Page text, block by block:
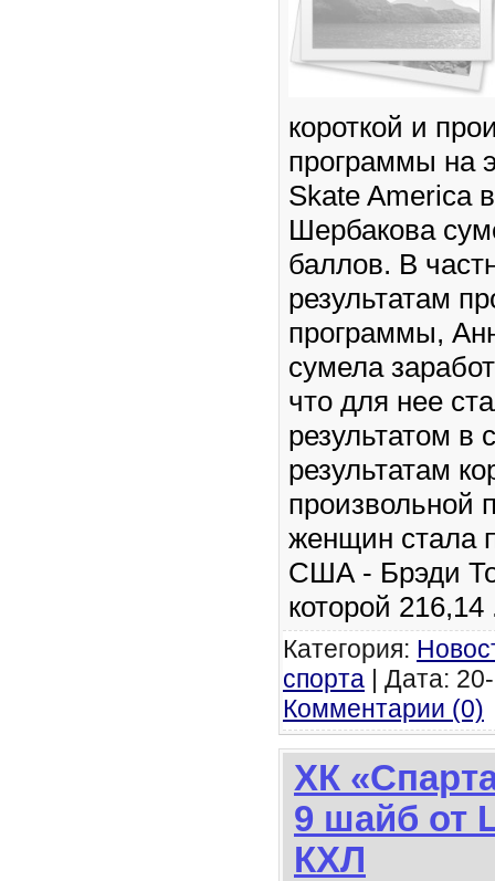
короткой и
программы на
Skate America
Шербакова
баллов. В
результатам
программы,
сумела
что для нее
результатом в
результатам
произвольной
женщин стала
США - Брэди
которой 216,14
Категория:
спорта | Дата:
Комментарии (0)
ХК
9 шайб от
КХЛ